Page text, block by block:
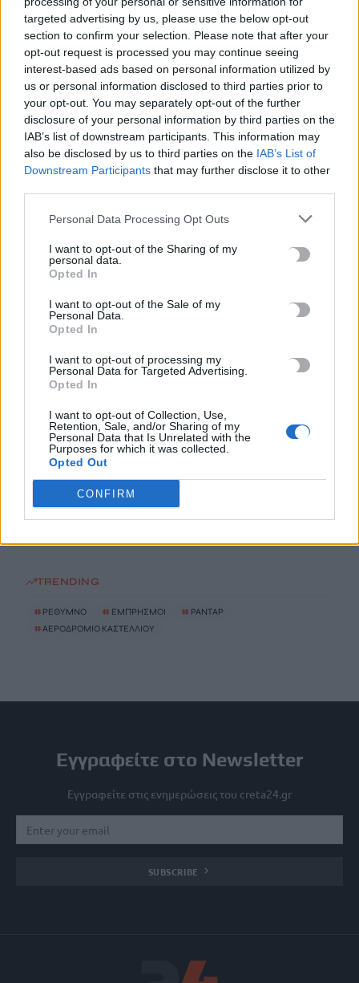
targeted advertising by us, please use the below opt-out
section to confirm your selection. Please note that after your
opt-out request is processed you may continue seeing
interest-based ads based on personal information utilized by
us or personal information disclosed to third parties prior to
your opt-out. You may separately opt-out of the further
disclosure of your personal information by third parties on the
IAB’s list of downstream participants. This information may
also be disclosed by us to third parties on the IAB’s List of
Downstream Participants that may further disclose it to other
Personal Data Processing Opt Outs
I want to opt-out of the Sharing of my
personal data.
Opted In
I want to opt-out of the Sale of my
Personal Data.
Opted In
I want to opt-out of processing my
Personal Data for Targeted Advertising.
Opted In
I want to opt-out of Collection, Use,
Retention, Sale, and/or Sharing of my
Personal Data that Is Unrelated with the
Purposes for which it was collected.
Opted Out
CONFIRM
μηνύματα Δήμα – Ταχιάου για το μεγάλο έργο
7 Αυγούστου, 2026
Εξιχνιάστηκαν δύο εμπρησμοί στον Μυλοπόταμο –
Δικογραφία σε βάρος δύο ανδρών
7 Αυγούστου, 2026
Αεροδρόμιο Καστελλίου: Έπεσαν οι υπογραφές για τα ραντάρ
7 Αυγούστου, 2026
Κουνούπια: Σε εξέλιξη το πρόγραμμα καταπολέμησης στην
οι πολίτες
7 Αυγούστου, 2026
Marfin: Στην Ευελπίδων η 46χρονη που κατηγορείται για τον
φονικό εμπρησμό
7 Αυγούστου, 2026
πατρίδας μας με νέο αναπτυξιακό καθεστώς για την Άμυνα
7 Αυγούστου, 2026
Αεροδρόμιο Καστελλίου: Όλα έτοιμα για την υπογραφή της
σύμβασης για τα ραντάρ
7 Αυγούστου, 2026
TRENDING
# ΡΕΘΥΜΝΟ # ΕΜΠΡΗΣΜΟΙ # ΡΑΝΤΑΡ
#ΑΕΡΟΔΡΟΜΙΟ ΚΑΣΤΕΛΛΙΟΥ
Εγγραφείτε στο Newsletter
Εγγραφείτε στις ενημερώσεις του creta24.gr
SUBSCRIBE